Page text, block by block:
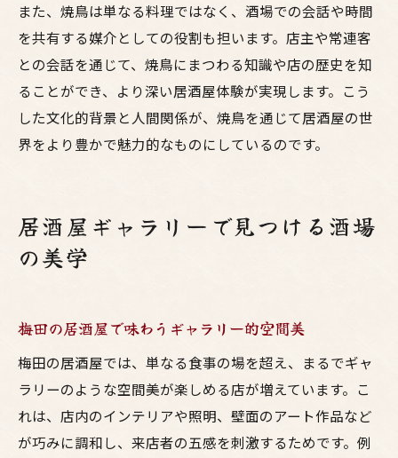
また、焼鳥は単なる料理ではなく、酒場での会話や時間
を共有する媒介としての役割も担います。店主や常連客
との会話を通じて、焼鳥にまつわる知識や店の歴史を知
ることができ、より深い居酒屋体験が実現します。こう
した文化的背景と人間関係が、焼鳥を通じて居酒屋の世
界をより豊かで魅力的なものにしているのです。
居酒屋ギャラリーで見つける酒場
の美学
梅田の居酒屋で味わうギャラリー的空間美
梅田の居酒屋では、単なる食事の場を超え、まるでギャ
ラリーのような空間美が楽しめる店が増えています。こ
れは、店内のインテリアや照明、壁面のアート作品など
が巧みに調和し、来店者の五感を刺激するためです。例